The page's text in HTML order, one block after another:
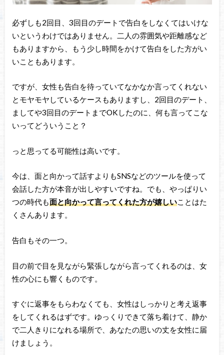
必ずしも2回目、3回目のデートで告白をしなくてはいけな
いというわけではありません。二人の雰囲気や距離感など
もありますから、もう少し時間をかけて告白をした方がい
いこともあります。
ですが、女性も告白を待っていてなかなか言ってくれない
とモヤモヤしているケースもありますし、2回目のデート、
ましてや3回目のデートまでOKしたのに、何も言ってこな
いってどういうこと？
っと思ってる可能性は高いです。
今は、面と向かって話すよりもSNSなどのツールを使って
会話した方が本音が出しやすいですね。でも、やっぱりい
つの時代も面と向かって言ってくれた方が嬉しいことはた
くさんあります。
告白もその一つ。
目の前で目を見ながら緊張しながら言ってくれるのは、女
性の心にも響くものです。
すぐに返事をもらわなくても、女性はしっかりと考え返事
をしてくれるはずです。ゆっくりできて落ち着けて、静か
で二人きりになれる場所で、あなたの思いの丈を女性に届
けましょう。